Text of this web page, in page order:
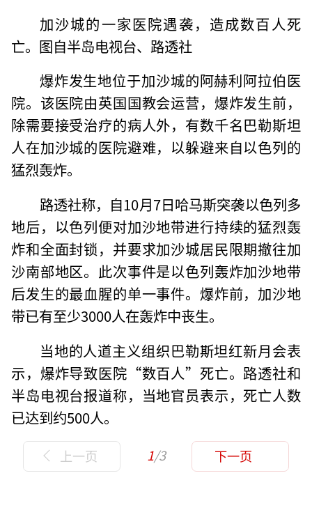
加沙城的一家医院遇袭，造成数百人死
亡。图自半岛电视台、路透社
爆炸发生地位于加沙城的阿赫利阿拉伯医
院。该医院由英国国教会运营，爆炸发生前，
除需要接受治疗的病人外，有数千名巴勒斯坦
人在加沙城的医院避难，以躲避来自以色列的
猛烈轰炸。
路透社称，自10月7日哈马斯突袭以色列多
地后，以色列便对加沙地带进行持续的猛烈轰
炸和全面封锁，并要求加沙城居民限期撤往加
沙南部地区。此次事件是以色列轰炸加沙地带
后发生的最血腥的单一事件。爆炸前，加沙地
带已有至少3000人在轰炸中丧生。
当地的人道主义组织巴勒斯坦红新月会表
示，爆炸导致医院“数百人”死亡。路透社和
半岛电视台报道称，当地官员表示，死亡人数
已达到约500人。
上一页 1/3 下一页